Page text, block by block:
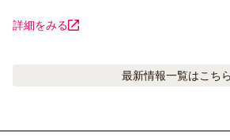
詳細をみる
最新情報一覧はこちら